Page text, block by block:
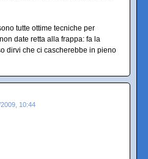
tutte ottime tecniche per
date retta alla frappa: fa la
dirvi che ci cascherebbe in pieno
2009, 10:44